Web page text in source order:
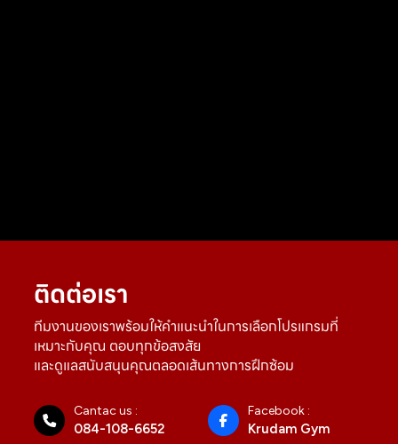
ติดต่อเรา
ทีมงานของเราพร้อมให้คำแนะนำในการเลือกโปรแกรมที่
เหมาะกับคุณ ตอบทุกข้อสงสัย
และดูแลสนับสนุนคุณตลอดเส้นทางการฝึกซ้อม
Cantac us :
084-108-6652
Facebook :
Krudam Gym